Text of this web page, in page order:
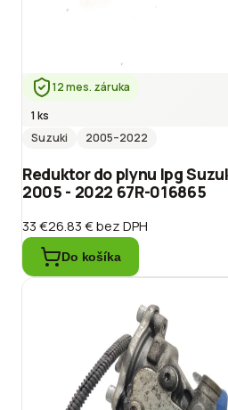
12 mes. záruka
1 ks
Suzuki
2005–2022
Reduktor do plynu lpg
2005 - 2022 67R-016865
33 €26.83 €bez DPH
Do košíka